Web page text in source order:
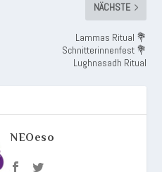
NÄCHSTE
Lammas Ritual 💐
Schnitterinnenfest 💐
Lughnasadh Ritual
NEOeso